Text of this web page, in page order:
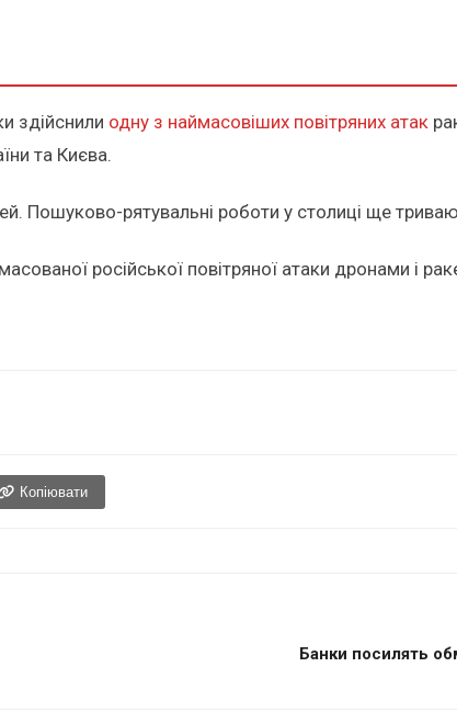
здійснили одну з наймасовіших повітряних атак
та Києва.
Пошуково-рятувальні роботи у столиці ще
російської повітряної атаки дронами і
Копіювати
Банки посилять